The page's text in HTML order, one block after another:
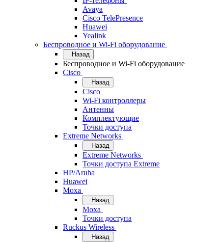
Avaya
Cisco TelePresence
Huawei
Yealink
Беспроводное и Wi-Fi оборудование
Назад
Беспроводное и Wi-Fi оборудование
Cisco
Назад
Cisco
Wi-Fi контроллеры
Антенны
Комплектующие
Точки доступа
Extreme Networks
Назад
Extreme Networks
Точки доступа Extreme
HP/Aruba
Huawei
Moxa
Назад
Moxa
Точки доступа
Ruckus Wireless
Назад